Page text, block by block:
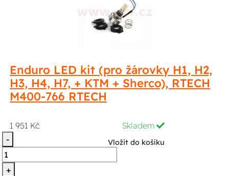
Enduro LED kit (pro žárovky H1, H2,
H3, H4, H7, + KTM + Sherco), RTECH
M400-766 RTECH
1 951 Kč
Skladem
-
+
Vložit do košíku